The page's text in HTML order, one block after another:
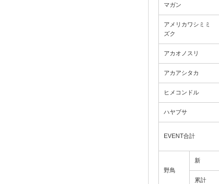
マガン
アメリカワシミミ
ズク
アカオノスリ
アカアシタカ
ヒメコンドル
ハヤブサ
EVENT合計
野鳥
新
累計